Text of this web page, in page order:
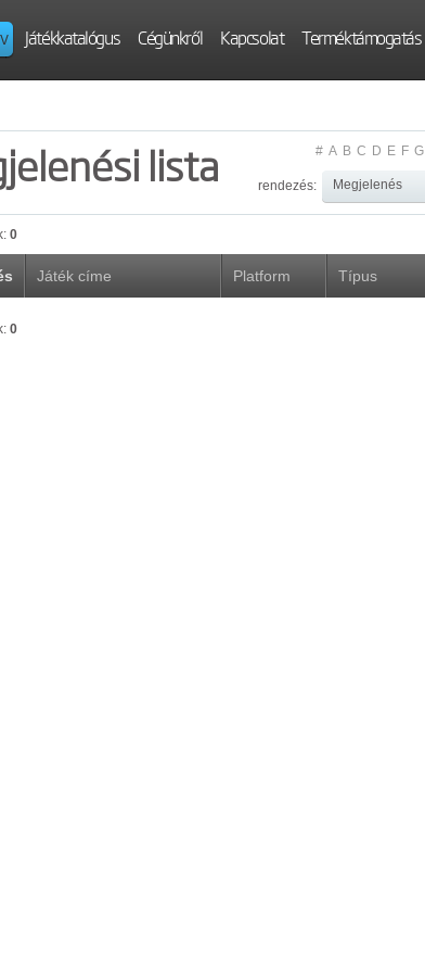
Játékkatalógus Cégünkről Kapcsolat Terméktámogatás
lista # A B C D E F G
rendezés:
0
Játék címe Platform Típus
0